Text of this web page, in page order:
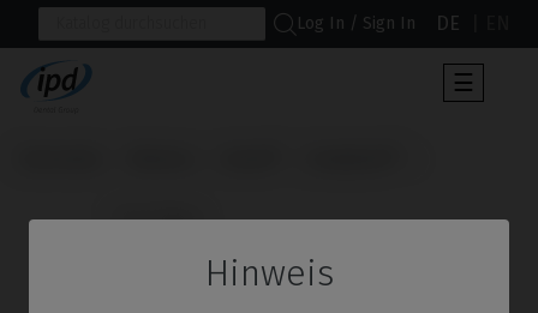
Hinweis
Log In / Sign In DE
der
☰
                      CoCr Base